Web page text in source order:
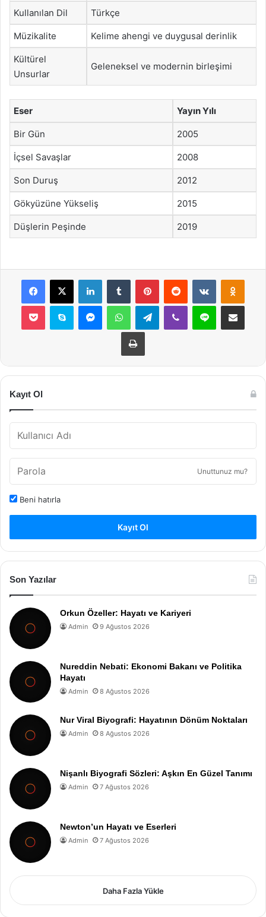
Kullanılan Dil Türkçe
Müzikalite Kelime ahengi ve duygusal derinlik
Kültürel
Unsurlar
Geleneksel ve modernin birleşimi
Eser Yayın Yılı
Bir Gün 2005
İçsel Savaşlar 2008
Son Duruş 2012
Gökyüzüne Yükseliş 2015
Düşlerin Peşinde 2019
Facebook
X LinkedInTumblr PinterestReddit VKontakte
Pocket Skype MessengerWhatsAppTelegramViber Line E-Posta ile
Yazdır
Kayıt Ol
Unuttunuz mu?
Beni hatırla
Kayıt Ol
Son Yazılar
Orkun Özeller: Hayatı ve Kariyeri
Admin 9 Ağustos 2026
Nureddin Nebati: Ekonomi Bakanı ve Politika
Hayatı
Admin 8 Ağustos 2026
Nur Viral Biyografi: Hayatının Dönüm Noktaları
Admin 8 Ağustos 2026
Nişanlı Biyografi Sözleri: Aşkın En Güzel Tanımı
Admin 7 Ağustos 2026
Newton’un Hayatı ve Eserleri
Admin 7 Ağustos 2026
Daha Fazla Yükle